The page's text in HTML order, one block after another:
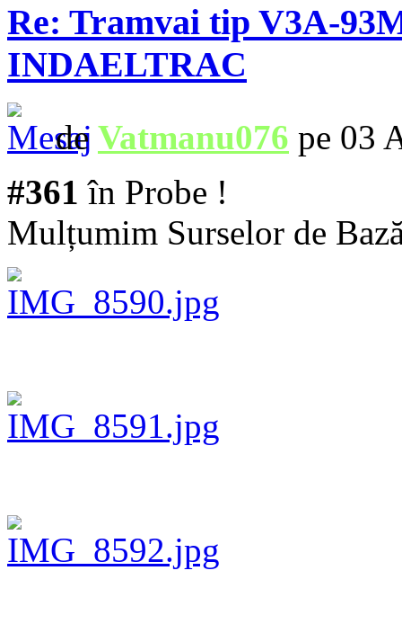
Re: Tramvai tip V3A-
INDAELTRAC
de Vatmanu076 pe 03
#361 în Probe !
Mulțumim Surselor de